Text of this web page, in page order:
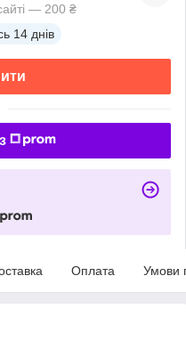
— 200 ₴
14 днів
Оплата Умови